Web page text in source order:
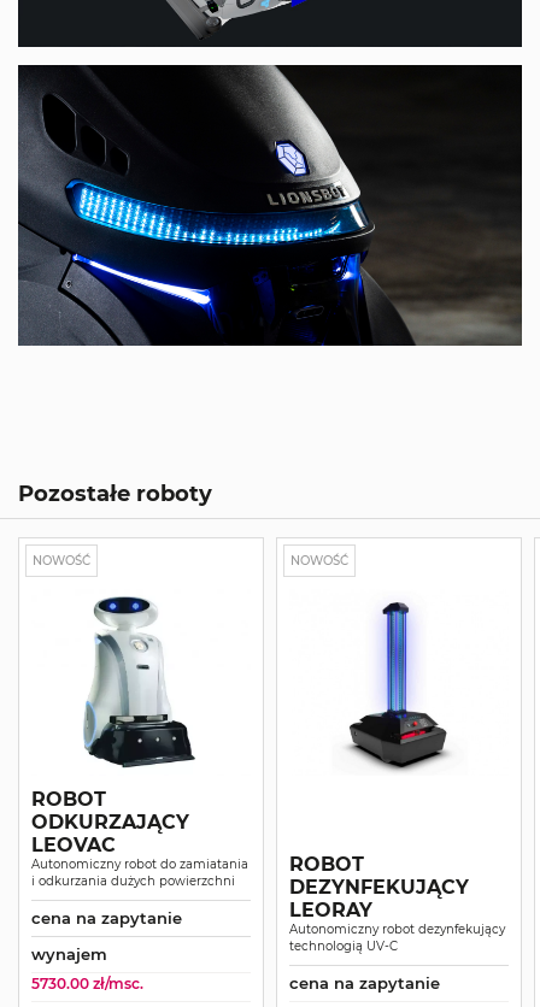
Pozostałe roboty
NOWOŚĆ
ROBOT
ODKURZAJĄCY
LEOVAC
Autonomiczny robot do zamiatania
i odkurzania dużych powierzchni
cena na zapytanie
wynajem
5730.00 zł/msc.
NOWOŚĆ
ROBOT
DEZYNFEKUJĄCY
LEORAY
Autonomiczny robot dezynfekujący
technologią UV-C
cena na zapytanie